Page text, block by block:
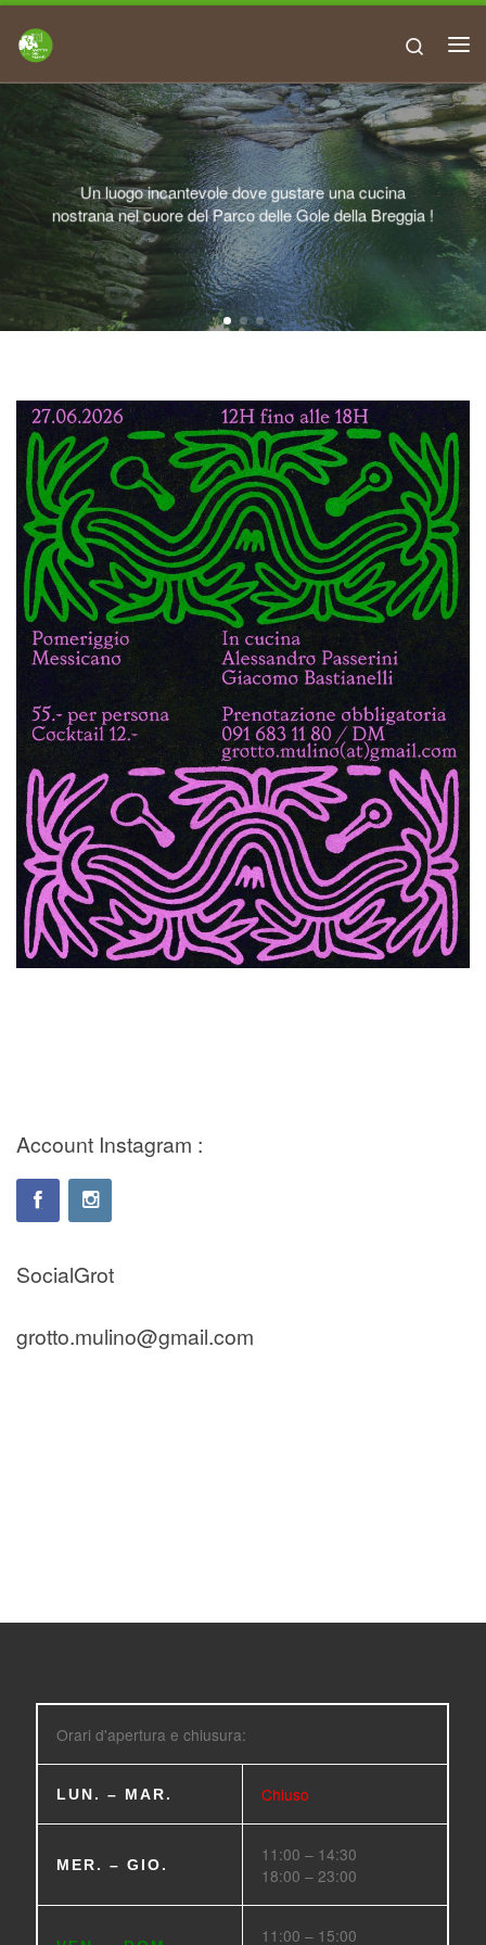
Search
Un luogo incantevole dove gustare una cucina
nostrana nel cuore del Parco delle Gole della Breggia !
Account Instagram :
SocialGrot
grotto.mulino@gmail.com
Orari d'apertura e chiusura:
LUN. – MAR. Chiuso
MER. – GIO.
11:00 – 14:30
18:00 – 23:00
11:00 – 15:00